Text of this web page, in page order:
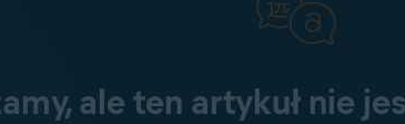
ale ten artykuł nie